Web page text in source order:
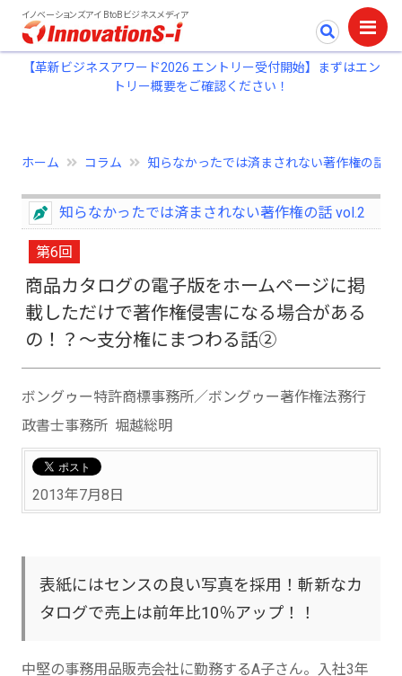
イノベーションズアイ BtoBビジネスメディア
【革新ビジネスアワード2026 エントリー受付開始】まずはエン
トリー概要をご確認ください！
ホーム コラム 知らなかったでは済まされない著作権の話
知らなかったでは済まされない著作権の話 vol.2
第6回
商品カタログの電子版をホームページに掲
載しただけで著作権侵害になる場合がある
の！？～支分権にまつわる話②
ボングゥー特許商標事務所／ボングゥー著作権法務行
政書士事務所 堀越総明
2013年7月8日
表紙にはセンスの良い写真を採用！斬新なカ
タログで売上は前年比10％アップ！！
中堅の事務用品販売会社に勤務するA子さん。入社3年